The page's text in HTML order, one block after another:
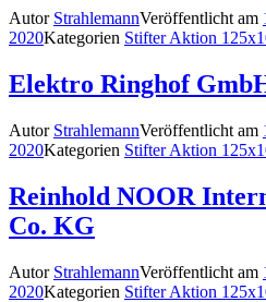
Autor StrahlemannVeröffentlicht am
2020Kategorien Stifter Aktion
Elektro Ringhof
Autor StrahlemannVeröffentlicht am
2020Kategorien Stifter Aktion
Reinhold NOOR
Co. KG
Autor StrahlemannVeröffentlicht am
2020Kategorien Stifter Aktion